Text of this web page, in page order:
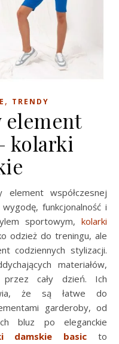
, TRENDY
element
kolarki
element współczesnej
funkcjonalność i
sportowym, kolarki
odzież do treningu, ale
codziennych stylizacji.
materiałów,
przez cały dzień. Ich
że są łatwe do
garderoby, od
bluz po eleganckie
damskie basic to